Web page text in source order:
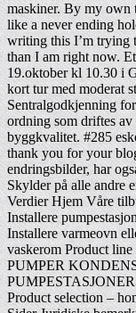
maskiner. By my own
like a never ending
writing this I’m trying
than I am right now.
19.oktober kl 10.30 i
kort tur med moderat
Sentralgodkjenning
ordning som driftes
byggkvalitet. #285
thank you for your
endringsbilder, har
Skylder på alle andre
Verdier Hjem Våre
Installere
Installere varmeovn
vaskerom Product
PUMPER
Product selection –